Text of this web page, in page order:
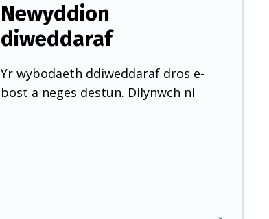
Newyddion
diweddaraf
Yr wybodaeth ddiweddaraf dros e-
bost a neges destun. Dilynwch ni